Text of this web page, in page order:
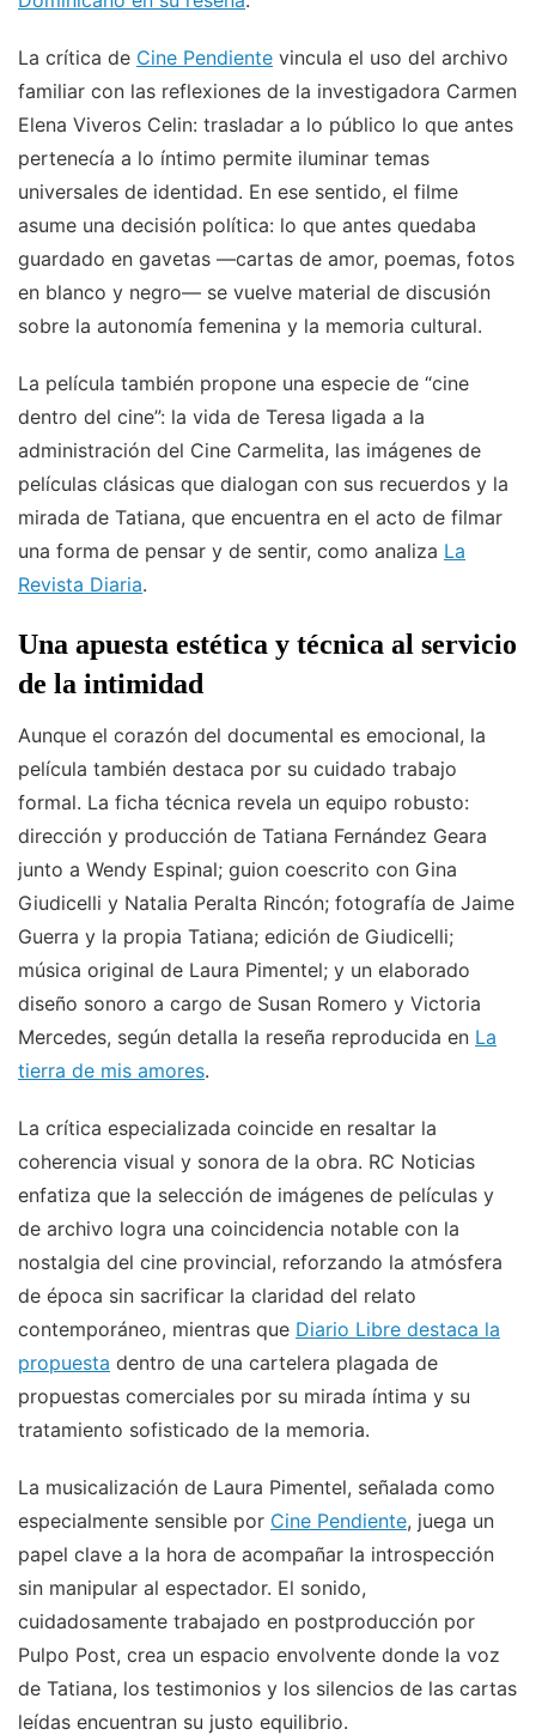
La crítica de Cine Pendiente vincula el uso del archivo
familiar con las reflexiones de la investigadora Carmen
Elena Viveros Celin: trasladar a lo público lo que antes
pertenecía a lo íntimo permite iluminar temas
universales de identidad. En ese sentido, el filme
asume una decisión política: lo que antes quedaba
guardado en gavetas —cartas de amor, poemas, fotos
en blanco y negro— se vuelve material de discusión
sobre la autonomía femenina y la memoria cultural.
La película también propone una especie de “cine
dentro del cine”: la vida de Teresa ligada a la
administración del Cine Carmelita, las imágenes de
películas clásicas que dialogan con sus recuerdos y la
mirada de Tatiana, que encuentra en el acto de filmar
una forma de pensar y de sentir, como analiza La
Revista Diaria.
Una apuesta estética y técnica al servicio
de la intimidad
Aunque el corazón del documental es emocional, la
película también destaca por su cuidado trabajo
formal. La ficha técnica revela un equipo robusto:
dirección y producción de Tatiana Fernández Geara
junto a Wendy Espinal; guion coescrito con Gina
Giudicelli y Natalia Peralta Rincón; fotografía de Jaime
Guerra y la propia Tatiana; edición de Giudicelli;
música original de Laura Pimentel; y un elaborado
diseño sonoro a cargo de Susan Romero y Victoria
Mercedes, según detalla la reseña reproducida en La
tierra de mis amores.
La crítica especializada coincide en resaltar la
coherencia visual y sonora de la obra. RC Noticias
enfatiza que la selección de imágenes de películas y
de archivo logra una coincidencia notable con la
nostalgia del cine provincial, reforzando la atmósfera
de época sin sacrificar la claridad del relato
contemporáneo, mientras que Diario Libre destaca la
propuesta dentro de una cartelera plagada de
propuestas comerciales por su mirada íntima y su
tratamiento sofisticado de la memoria.
La musicalización de Laura Pimentel, señalada como
especialmente sensible por Cine Pendiente, juega un
papel clave a la hora de acompañar la introspección
sin manipular al espectador. El sonido,
cuidadosamente trabajado en postproducción por
Pulpo Post, crea un espacio envolvente donde la voz
de Tatiana, los testimonios y los silencios de las cartas
leídas encuentran su justo equilibrio.